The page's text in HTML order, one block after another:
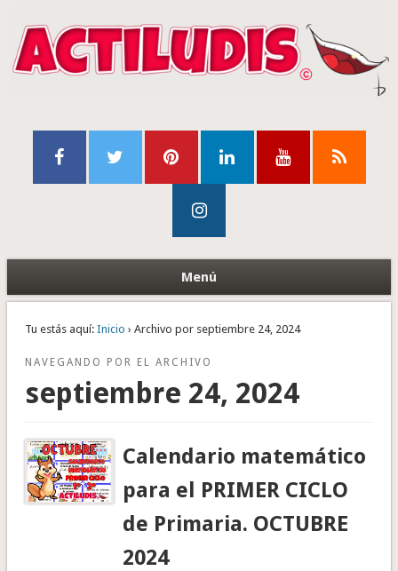
Menú
Tu estás aquí: Inicio › Archivo por septiembre 24, 2024
NAVEGANDO POR EL ARCHIVO
septiembre 24, 2024
Calendario matemático
para el PRIMER CICLO
de Primaria. OCTUBRE
2024